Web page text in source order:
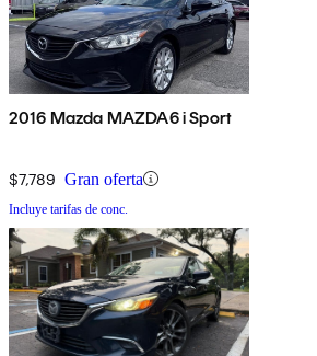
2016 Mazda MAZDA6 i Sport
$7,789 Gran oferta
Incluye tarifas de conc.